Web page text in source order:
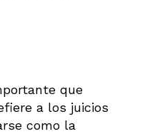
que
a los juicios
como la